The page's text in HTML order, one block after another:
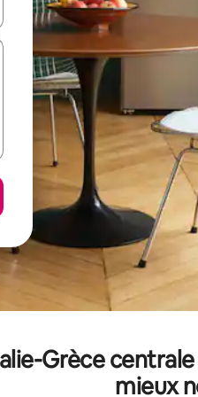
le haut et vers le bas pour les
Grèce
mieux